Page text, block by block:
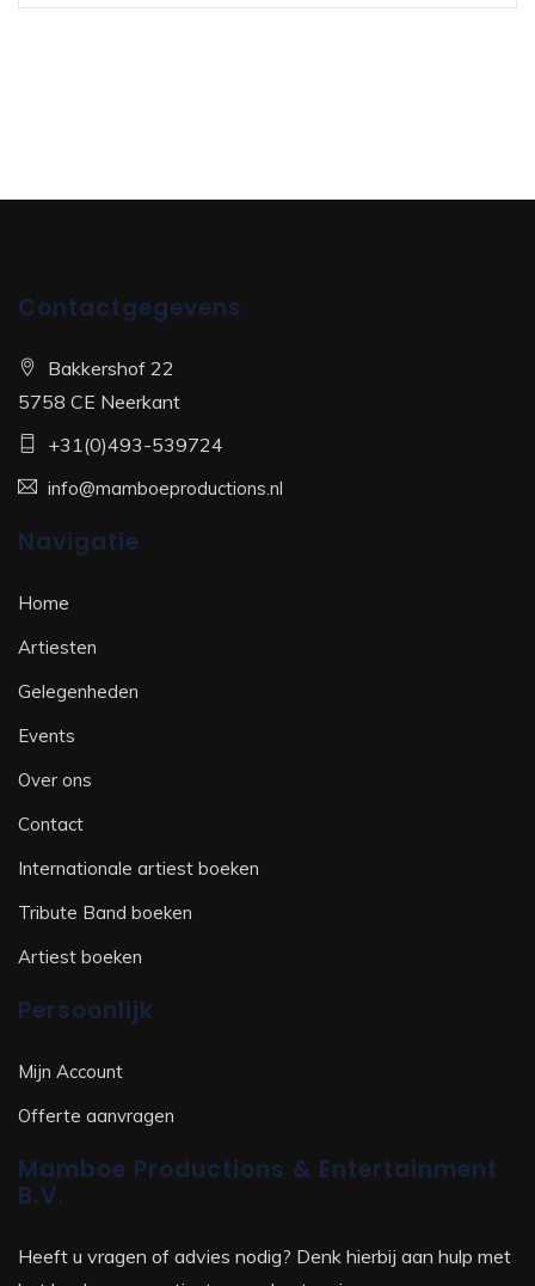
Contactgegevens
Bakkershof 22
5758 CE Neerkant
+31(0)493-539724
info@mamboeproductions.nl
Navigatie
Home
Artiesten
Gelegenheden
Events
Over ons
Contact
Internationale artiest boeken
Tribute Band boeken
Artiest boeken
Persoonlijk
Mijn Account
Offerte aanvragen
Mamboe Productions & Entertainment
B.V.
Heeft u vragen of advies nodig? Denk hierbij aan hulp met